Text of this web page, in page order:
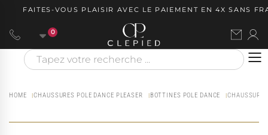
FAITES-VOUS PLAISIR AVEC LE PAIEMENT EN 4X SANS
0
HOME CHAUSSURES POLE DANCE PLEASER BOTTINES POLE DANCE CHAUSSURE